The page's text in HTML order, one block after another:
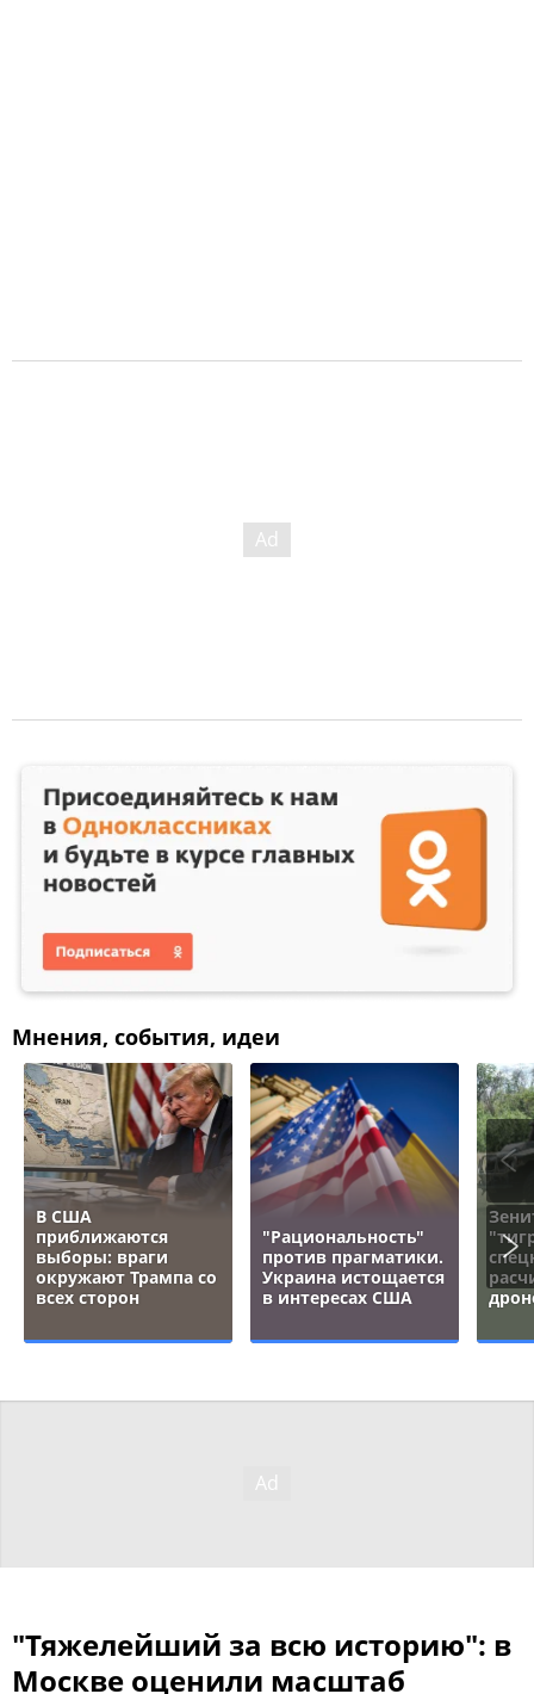
Мнения, события, идеи
В США
приближаются
выборы: враги
окружают Трампа со
всех сторон
"Рациональность"
против прагматики.
Украина истощается
в интересах США
"Тяжелейший за всю историю": в
Москве оценили масштаб